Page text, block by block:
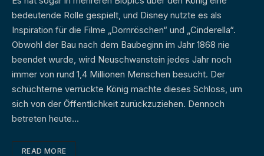
bedeutende Rolle gespielt, und Disney nutzte es als
Inspiration für die Filme „Dornröschen“ und „Cinderella“.
Obwohl der Bau nach dem Baubeginn im Jahr 1868 nie
beendet wurde, wird Neuschwanstein jedes Jahr noch
immer von rund 1,4 Millionen Menschen besucht. Der
schüchterne verrückte König machte dieses Schloss, um
sich von der Öffentlichkeit zurückzuziehen. Dennoch
betreten heute…
READ MORE